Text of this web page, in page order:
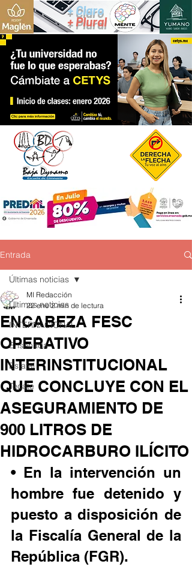
+ Claro
+ Plural
Entrada
Últimas noticias
INTERNACIONAL
Ensenada
Estatal
Tecate
Últimas noticias
ENCABEZA FESC
OPERATIVO
INTERINSTITUCIONAL
QUE CONCLUYE CON EL
ASEGURAMIENTO DE
900 LITROS DE
HIDROCARBURO ILÍCITO
MI Redacción
22 ene 2 min de lectura
• En la intervención un
hombre fue detenido y
puesto a disposición de
la Fiscalía General de la
República (FGR).